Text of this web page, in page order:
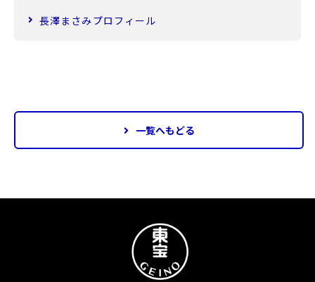
長澤まさみプロフィール
一覧へもどる